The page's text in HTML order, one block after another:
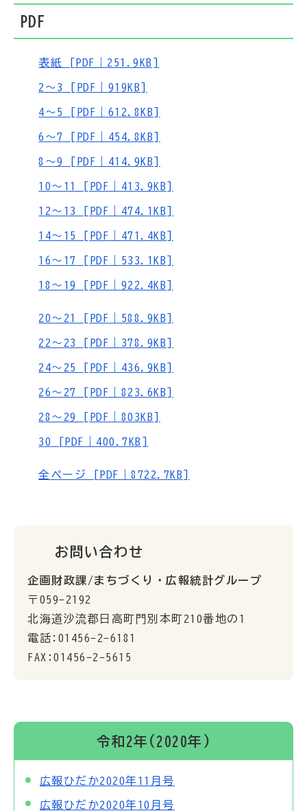
PDF
表紙 [PDF｜251.9KB]
2～3 [PDF｜919KB]
4～5 [PDF｜612.8KB]
6～7 [PDF｜454.8KB]
8～9 [PDF｜414.9KB]
10～11 [PDF｜413.9KB]
12～13 [PDF｜474.1KB]
14～15 [PDF｜471.4KB]
16～17 [PDF｜533.1KB]
18～19 [PDF｜922.4KB]
20～21 [PDF｜588.9KB]
22～23 [PDF｜378.9KB]
24～25 [PDF｜436.9KB]
26～27 [PDF｜823.6KB]
28～29 [PDF｜803KB]
30 [PDF｜400.7KB]
全ページ [PDF｜8722.7KB]
お問い合わせ
企画財政課/まちづくり・広報統計グループ
〒059-2192
北海道沙流郡日高町門別本町210番地の1
電話:01456-2-6181
FAX:01456-2-5615
令和2年(2020年)
広報ひだか2020年11月号
広報ひだか2020年10月号